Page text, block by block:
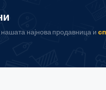
најнова продавница и